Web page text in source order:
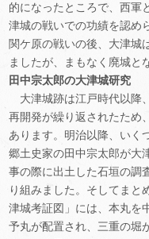
的になったところで、西軍
津城の戦いでの功績を認め
関ケ原の戦いの後、大津城
ましたが、まもなく廃城と
田中宗太郎の大津城研究
大津城跡は江戸時代以降
再開発が繰り返されたため
あります。明治以降、いく
郷土史家の田中宗太郎が大
事の際に出土した石垣の調
り組みました。そしてまと
津城考証図」には、本丸を
予丸が配置され、三重の堀